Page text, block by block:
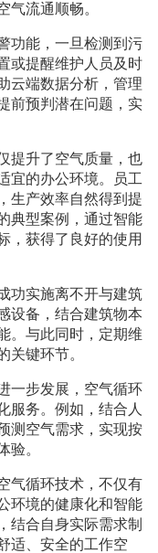
气流通顺畅。
功能，一旦检测到污
或提醒维护人员及时
云端数据分析，管理
前预判潜在问题，实
提升了空气质量，也
宜的办公环境。员工
生产效率自然得到提
典型案例，通过智能
，获得了良好的使用
功实施离不开与建筑
设备，结合建筑物本
。与此同时，定期维
关键环节。
一步发展，空气循环
服务。例如，结合人
测空气需求，实现按
验。
气循环技术，不仅有
环境的健康化和智能
结合自身实际需求制
适、安全的工作空